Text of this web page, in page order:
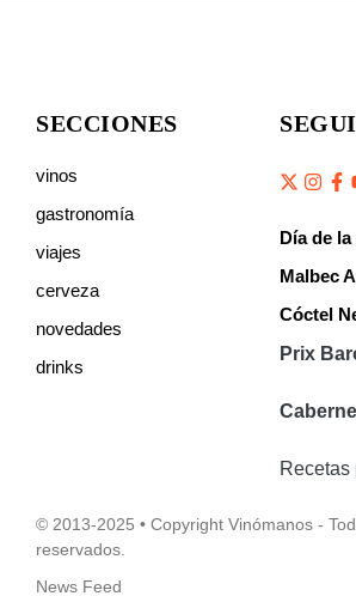
SECCIONES
vinos
gastronomía
viajes
cerveza
novedades
drinks
Día de
Malbec
Cóctel
Prix
Recetas
© 2013-2025 • Copyright Vinómanos -
reservados.
News Feed